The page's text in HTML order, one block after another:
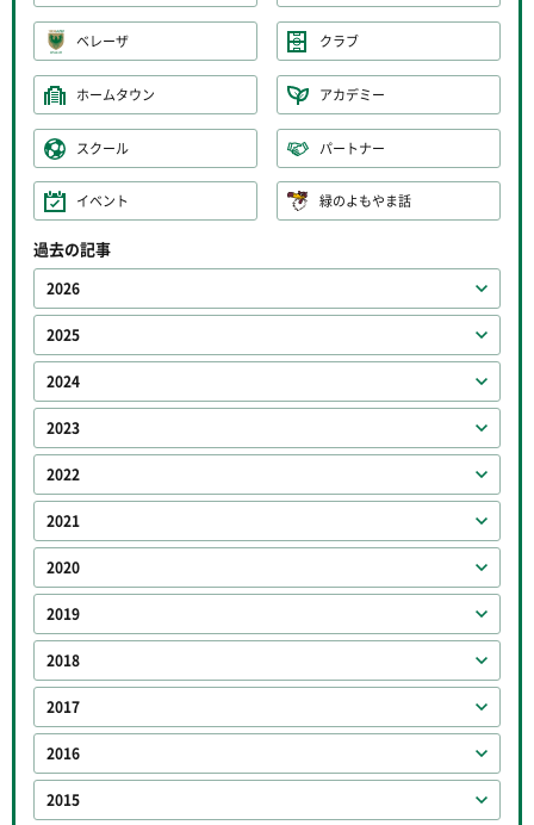
ベレーザ クラブ
ホームタウン アカデミー
スクール パートナー
イベント 緑のよもやま話
過去の記事
2026
2025
2024
2023
2022
2021
2020
2019
2018
2017
2016
2015